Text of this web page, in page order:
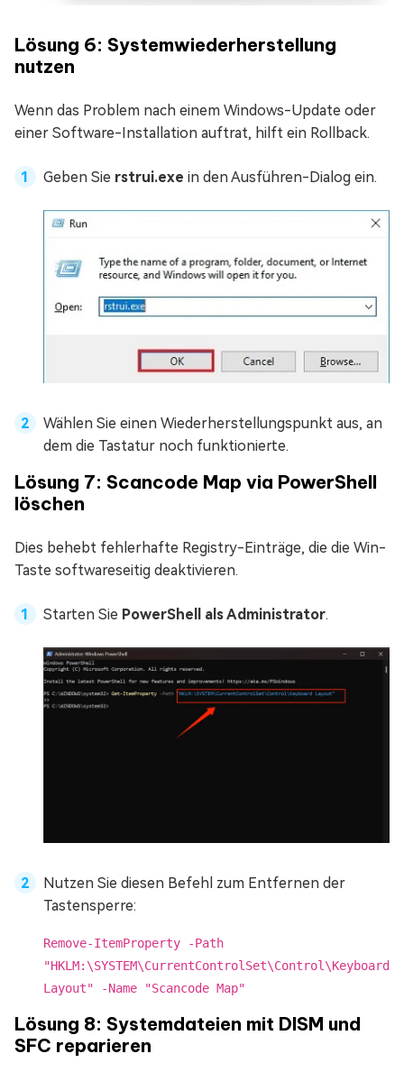
Lösung 6: Systemwiederherstellung
nutzen
Wenn das Problem nach einem Windows-Update oder
einer Software-Installation auftrat, hilft ein Rollback.
Geben Sie rstrui.exe in den Ausführen-Dialog ein.
Wählen Sie einen Wiederherstellungspunkt aus, an
dem die Tastatur noch funktionierte.
Lösung 7: Scancode Map via PowerShell
löschen
Dies behebt fehlerhafte Registry-Einträge, die die Win-
Taste softwareseitig deaktivieren.
Starten Sie PowerShell als Administrator.
Nutzen Sie diesen Befehl zum Entfernen der
Tastensperre:
Remove-ItemProperty -Path
"HKLM:\SYSTEM\CurrentControlSet\Control\Keyboard
Layout" -Name "Scancode Map"
Lösung 8: Systemdateien mit DISM und
SFC reparieren